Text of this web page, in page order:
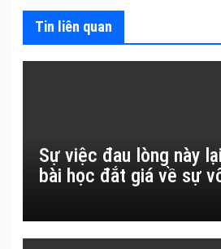
Tin liên quan
Sự việc đau lòng này
bài học đắt giá về sự